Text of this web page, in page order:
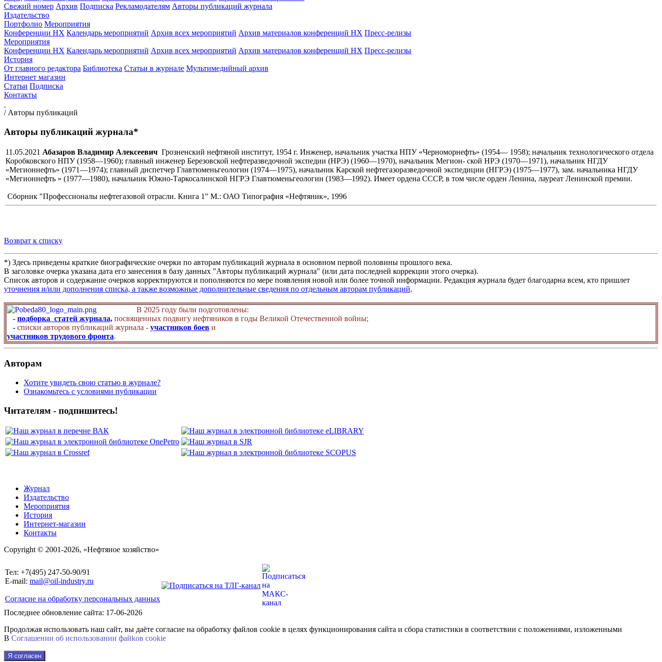
Свежий номер Архив Подписка Рекламодателям Авторы публикаций журнала
Издательство
Портфолио Мероприятия
Конференции НХ Календарь мероприятий Архив всех мероприятий Архив материалов конференций НХ Пресс-релизы
Мероприятия
Конференции НХ Календарь мероприятий Архив всех мероприятий Архив материалов конференций НХ Пресс-релизы
История
От главного редактора Библиотека Статьи в журнале Мультимедийный архив
Интернет магазин
Статьи Подписка
Контакты
/ Авторы публикаций
Авторы публикаций журнала*
11.05.2021 Абазаров Владимир Алексеевич Грозненский нефтяной институт, 1954 г. Инженер, начальник участка НПУ «Черноморнефть» (1954— 1958); начальник технологического отдела
Коробковского НПУ (1958—1960); главный инженер Березовской нефтеразведочной экспедии (НРЭ) (1960—1970), начальник Мегион- ской НРЭ (1970—1971), начальник НГДУ
«Мегионнефть» (1971—1974); главный диспетчер Главтюменьгеологин (1974—1975), начальник Карской нефтегазоразведочной экспедиции (НГРЭ) (1975—1977), зам. начальника НГДУ
«Мегионнефть » (1977—1980), начальник Южно-Таркосалинской НГРЭ Главтюменьгеологин (1983—1992). Имеет ордена СССР, в том числе орден Ленина, лауреат Ленинской премии.
Сборник "Профессионалы нефтегазовой отрасли. Книга 1" М.: ОАО Типография «Нефтяник», 1996
Возврат к списку
*) Здесь приведены краткие биографические очерки по авторам публикаций журнала в основном первой половины прошлого века.
В заголовке очерка указана дата его занесения в базу данных "Авторы публикаций журнала" (или дата последней коррекции этого очерка).
Список авторов и содержание очерков корректируются и пополняются по мере появления новой или более точной информации. Редакция журнала будет благодарна всем, кто пришлет
уточнения и/или дополнения списка, а также возможные дополнительные сведения по отдельным авторам публикаций.
В 2025 году были подготовлены:
- подборка статей журнала, посвященных подвигу нефтяников в годы Великой Отечественной войны;
- списки авторов публикаций журнала - участников боев и
участников трудового фронта.
Авторам
Хотите увидеть свою статью в журнале?
Ознакомьтесь с условиями публикации
Читателям - подпишитесь!
Журнал
Издательство
Мероприятия
История
Интернет-магазин
Контакты
Copyright © 2001-2026, «Нефтяное хозяйство»
Тел: +7(495) 247-50-90/91
E-mail: mail@oil-industry.ru
Согласие на обработку персональных данных
Последнее обновление сайта: 17-06-2026
Продолжая использовать наш сайт, вы даёте согласие на обработку файлов cookie в целях функционирования сайта и сбора статистики в соответствии с положениями, изложенными
В Соглашении об использовании файkов cookie
Я согласен